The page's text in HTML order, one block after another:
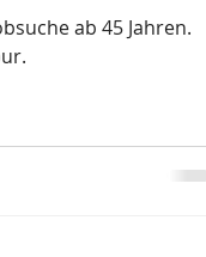
ab 45 Jahren.